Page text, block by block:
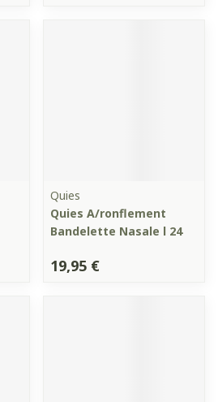
Quies
Quies A/ronflement
Bandelette Nasale l 24
19,95 €